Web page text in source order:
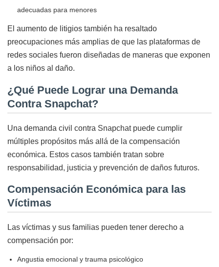
adecuadas para menores
El aumento de litigios también ha resaltado
preocupaciones más amplias de que las plataformas de
redes sociales fueron diseñadas de maneras que exponen
a los niños al daño.
¿Qué Puede Lograr una Demanda
Contra Snapchat?
Una demanda civil contra Snapchat puede cumplir
múltiples propósitos más allá de la compensación
económica. Estos casos también tratan sobre
responsabilidad, justicia y prevención de daños futuros.
Compensación Económica para las
Víctimas
Las víctimas y sus familias pueden tener derecho a
compensación por:
Angustia emocional y trauma psicológico